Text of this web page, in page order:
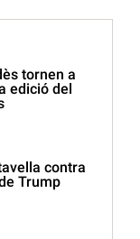
tornen a
edició del
contra
Trump